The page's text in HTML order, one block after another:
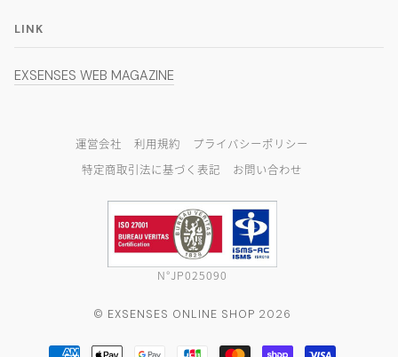
LINK
EXSENSES WEB MAGAZINE
運営会社 利用規約
プライバシーポリシー
特定商取引法に基づく表記
お問い合わせ
N°JP025090
© EXSENSES ONLINE SHOP 2026
AMERICANAPPLE GOOGLE JCB MASTER SHOPIFYVISA